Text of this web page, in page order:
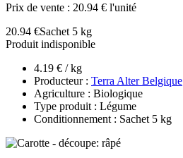
Prix de vente : 20.94 € l'unité
20.94 €Sachet 5 kg
Produit indisponible
4.19 € / kg
Producteur : Terra Alter Belgique
Agriculture : Biologique
Type produit : Légume
Conditionnement : Sachet 5 kg